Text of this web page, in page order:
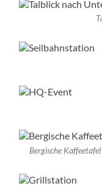
Bergische